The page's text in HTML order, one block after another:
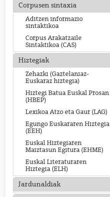
Corpusen sintaxia
Aditzen informazio
sintaktikoa
Corpus Arakatzaile
Sintaktikoa (CAS)
Hiztegiak
Zehazki (Gaztelaniaz-
Euskaraz hiztegia)
Hiztegi Batua Euskal Prosan
(HBEP)
Lexikoa Atzo eta Gaur (LAG)
Egungo Euskararen Hiztegia
(EEH)
Euskal Hiztegiaren
Maiztasun Egitura (EHME)
Euskal Literaturaren
Hiztegia (ELH)
Jardunaldiak